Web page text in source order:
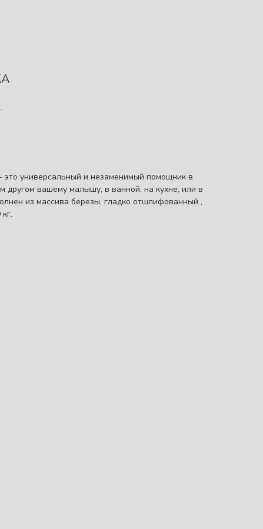
это универсальный и незаменимый помощник в
другом вашему малышу, в ванной, на кухне, или в
из массива березы, гладко отшлифованный ,